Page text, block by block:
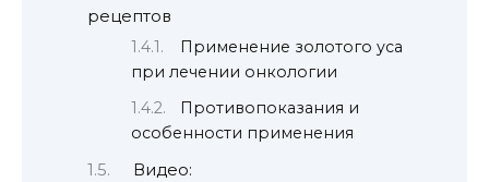
рецептов
Применение золотого уса
при лечении онкологии
Противопоказания и
особенности применения
Видео: